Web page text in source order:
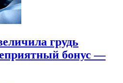
грудь
бонус —